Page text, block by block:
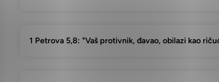
1 Petrova 5,8: "Vaš protivnik, đavao, obilazi kao